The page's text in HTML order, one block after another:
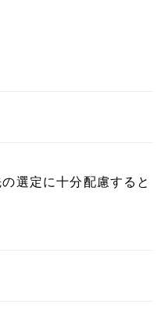
選定に十分配慮すると